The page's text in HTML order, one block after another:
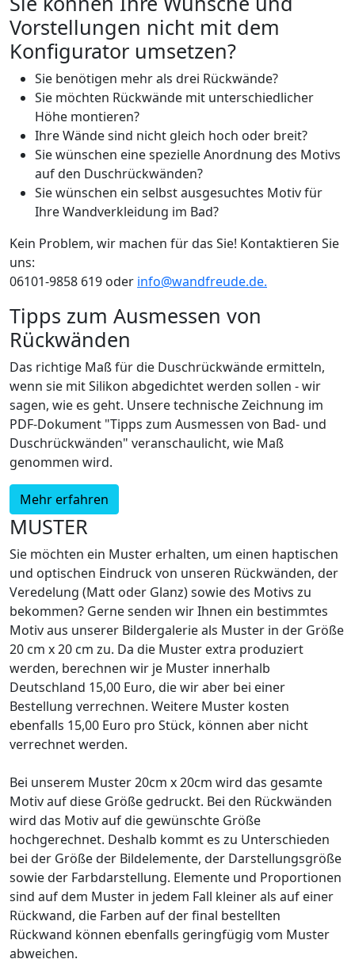
Vorstellungen nicht mit dem
Konfigurator umsetzen?
Sie benötigen mehr als drei Rückwände?
Sie möchten Rückwände mit unterschiedlicher
Höhe montieren?
Ihre Wände sind nicht gleich hoch oder breit?
Sie wünschen eine spezielle Anordnung des Motivs
auf den Duschrückwänden?
Sie wünschen ein selbst ausgesuchtes Motiv für
Ihre Wandverkleidung im Bad?
Kein Problem, wir machen für das Sie! Kontaktieren Sie
uns:
06101-9858 619 oder info@wandfreude.de.
Tipps zum Ausmessen von
Rückwänden
Das richtige Maß für die Duschrückwände ermitteln,
wenn sie mit Silikon abgedichtet werden sollen - wir
sagen, wie es geht. Unsere technische Zeichnung im
PDF-Dokument "Tipps zum Ausmessen von Bad- und
Duschrückwänden" veranschaulicht, wie Maß
genommen wird.
Mehr erfahren
MUSTER
Sie möchten ein Muster erhalten, um einen haptischen
und optischen Eindruck von unseren Rückwänden, der
Veredelung (Matt oder Glanz) sowie des Motivs zu
bekommen? Gerne senden wir Ihnen ein bestimmtes
Motiv aus unserer Bildergalerie als Muster in der Größe
20 cm x 20 cm zu. Da die Muster extra produziert
werden, berechnen wir je Muster innerhalb
Deutschland 15,00 Euro, die wir aber bei einer
Bestellung verrechnen. Weitere Muster kosten
ebenfalls 15,00 Euro pro Stück, können aber nicht
verrechnet werden.
Bei unserem Muster 20cm x 20cm wird das gesamte
Motiv auf diese Größe gedruckt. Bei den Rückwänden
wird das Motiv auf die gewünschte Größe
hochgerechnet. Deshalb kommt es zu Unterschieden
bei der Größe der Bildelemente, der Darstellungsgröße
sowie der Farbdarstellung. Elemente und Proportionen
sind auf dem Muster in jedem Fall kleiner als auf einer
Rückwand, die Farben auf der final bestellten
Rückwand können ebenfalls geringfügig vom Muster
abweichen.